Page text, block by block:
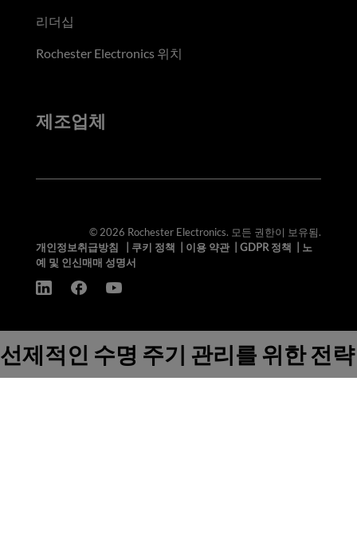
리더십
Rochester Electronics 위치
제조업체
© 2026 Rochester Electronics. 모든 권한이 보유됨.
개인정보취급방침
쿠키 정책 이용 약관| GDPR 정책
노
예 및 인신매매 성명서
선제적인 수명 주기 관리를 위한 전략